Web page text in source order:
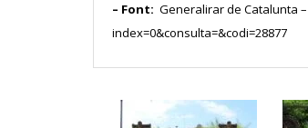
– Font: Generalirar de Catalunta
index=0&consulta=&codi=28877